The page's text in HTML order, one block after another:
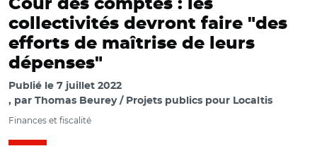
Cour des comptes : les
collectivités devront faire "des
efforts de maîtrise de leurs
dépenses"
Publié le 7 juillet 2022
par Thomas Beurey / Projets publics pour Localtis
Finances et fiscalité